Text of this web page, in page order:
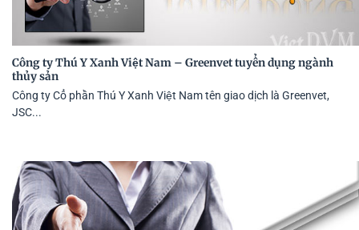
Công ty Thú Y Xanh Việt Nam – Greenvet tuyển dụng ngành
thủy sản
Công ty Cổ phần Thú Y Xanh Việt Nam tên giao dịch là Greenvet,
JSC...